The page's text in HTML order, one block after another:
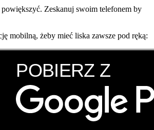
Zeskanuj swoim telefonem by
mobilną, żeby mieć liska zawsze pod ręką: